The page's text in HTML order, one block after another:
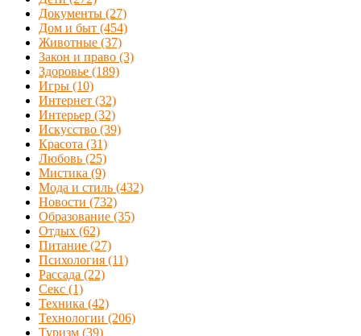
Документы (27)
Дом и быт (454)
Животные (37)
Закон и право (3)
Здоровье (189)
Игры (10)
Интернет (32)
Интерьер (32)
Искусство (39)
Красота (31)
Любовь (25)
Мистика (9)
Мода и стиль (432)
Новости (732)
Образование (35)
Отдых (62)
Питание (27)
Психология (11)
Рассада (22)
Секс (1)
Техника (42)
Технологии (206)
Туризм (39)